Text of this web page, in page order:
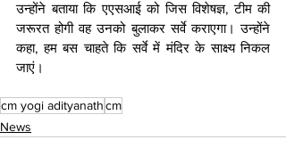
उन्‍होंने बताया क‍ि एएसआई को जिस विशेषज्ञ, टीम की
जरूरत होगी वह उनको बुलाकर सर्वे कराएगा। उन्‍होंने
कहा, हम बस चाहते कि सर्वे में मंदिर के साक्ष्य निकल
जाएं।
cm yogi adityanathcm
News